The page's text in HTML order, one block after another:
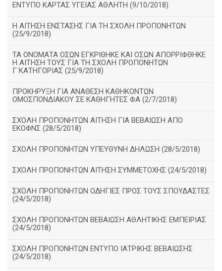
ΕΝΤΥΠΟ ΚΑΡΤΑΣ ΥΓΕΙΑΣ ΑΘΛΗΤΗ (9/10/2018)
Η ΑΙΤΗΣΗ ΕΝΣΤΑΣΗΣ ΓΙΑ ΤΗ ΣΧΟΛΗ ΠΡΟΠΟΝΗΤΩΝ
(25/9/2018)
ΤΑ ΟΝΟΜΑΤΑ ΟΣΩΝ ΕΓΚΡΙΘΗΚΕ ΚΑΙ ΟΣΩΝ ΑΠΟΡΡΙΦΘΗΚΕ
Η ΑΙΤΗΣΗ ΤΟΥΣ ΓΙΑ ΤΗ ΣΧΟΛΗ ΠΡΟΠΟΝΗΤΩΝ
Γ΄ΚΑΤΗΓΟΡΙΑΣ (25/9/2018)
ΠΡΟΚΗΡΥΞΗ ΓΙΑ ΑΝΑΘΕΣΗ ΚΑΘΗΚΟΝΤΩΝ
ΟΜΟΣΠΟΝΔΙΑΚΟΥ ΣΕ ΚΑΘΗΓΗΤΕΣ ΦΑ (2/7/2018)
ΣΧΟΛΗ ΠΡΟΠΟΝΗΤΩΝ ΑΙΤΗΣΗ ΓΙΑ ΒΕΒΑΙΩΣΗ ΑΠΟ
ΕΚΟΦΝΣ (28/5/2018)
ΣΧΟΛΗ ΠΡΟΠΟΝΗΤΩΝ ΥΠΕΥΘΥΝΗ ΔΗΛΩΣΗ (28/5/2018)
ΣΧΟΛΗ ΠΡΟΠΟΝΗΤΩΝ ΑΙΤΗΣΗ ΣΥΜΜΕΤΟΧΗΣ (24/5/2018)
ΣΧΟΛΗ ΠΡΟΠΟΝΗΤΩΝ ΟΔΗΓΙΕΣ ΠΡΟΣ ΤΟΥΣ ΣΠΟΥΔΑΣΤΕΣ
(24/5/2018)
ΣΧΟΛΗ ΠΡΟΠΟΝΗΤΩΝ ΒΕΒΑΙΩΣΗ ΑΘΛΗΤΙΚΗΣ ΕΜΠΕΙΡΙΑΣ
(24/5/2018)
ΣΧΟΛΗ ΠΡΟΠΟΝΗΤΩΝ ΕΝΤΥΠΟ ΙΑΤΡΙΚΗΣ ΒΕΒΑΙΩΣΗΣ
(24/5/2018)